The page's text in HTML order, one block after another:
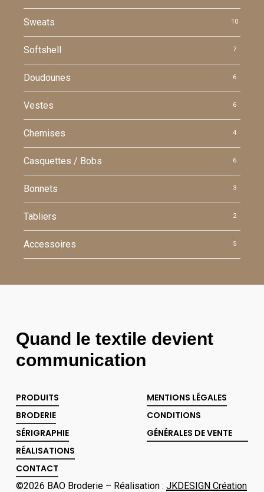
Sweats 10
Softshell 7
Doudounes 6
Vestes 6
Chemises 4
Casquettes / Bobs 6
Bonnets 3
Tabliers 2
Accessoires 5
Quand le textile devient
communication
PRODUITS
BRODERIE
SÉRIGRAPHIE
RÉALISATIONS
CONTACT
MENTIONS LÉGALES
CONDITIONS
GÉNÉRALES DE VENTE
©2026 BAO Broderie – Réalisation : JKDESIGN Création